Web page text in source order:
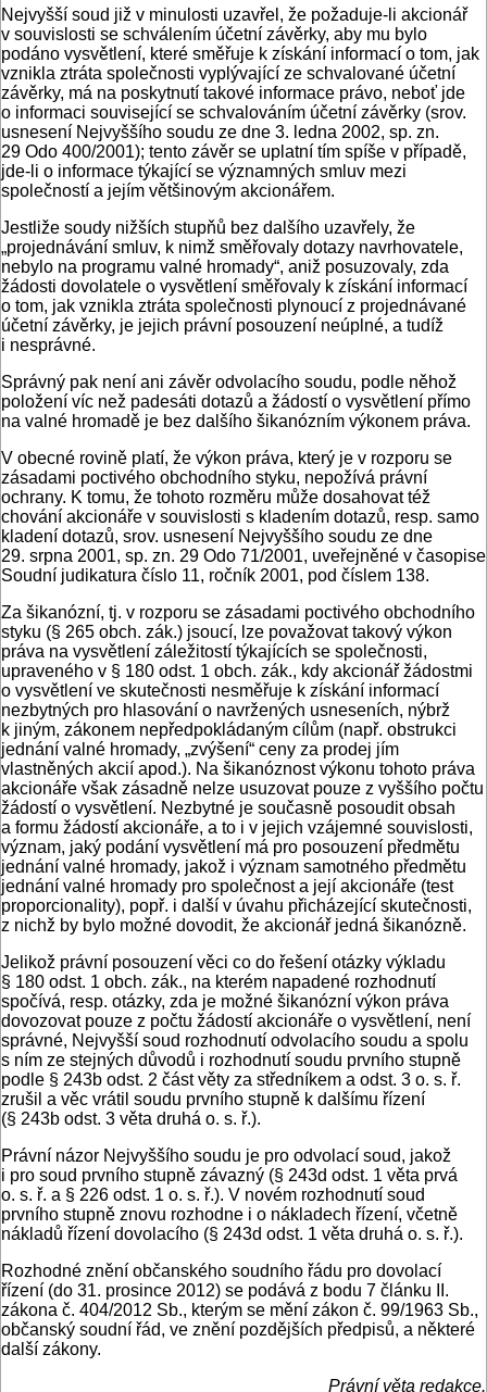
Nejvyšší soud již v minulosti uzavřel, že požaduje-li akcionář
v souvislosti se schválením účetní závěrky, aby mu bylo
podáno vysvětlení, které směřuje k získání informací o tom, jak
vznikla ztráta společnosti vyplývající ze schvalované účetní
závěrky, má na poskytnutí takové informace právo, neboť jde
o informaci související se schvalováním účetní závěrky (srov.
usnesení Nejvyššího soudu ze dne 3. ledna 2002, sp. zn.
29 Odo 400/2001); tento závěr se uplatní tím spíše v případě,
jde-li o informace týkající se významných smluv mezi
společností a jejím většinovým akcionářem.
Jestliže soudy nižších stupňů bez dalšího uzavřely, že
„projednávání smluv, k nimž směřovaly dotazy navrhovatele,
nebylo na programu valné hromady“, aniž posuzovaly, zda
žádosti dovolatele o vysvětlení směřovaly k získání informací
o tom, jak vznikla ztráta společnosti plynoucí z projednávané
účetní závěrky, je jejich právní posouzení neúplné, a tudíž
i nesprávné.
Správný pak není ani závěr odvolacího soudu, podle něhož
položení víc než padesáti dotazů a žádostí o vysvětlení přímo
na valné hromadě je bez dalšího šikanózním výkonem práva.
V obecné rovině platí, že výkon práva, který je v rozporu se
zásadami poctivého obchodního styku, nepožívá právní
ochrany. K tomu, že tohoto rozměru může dosahovat též
chování akcionáře v souvislosti s kladením dotazů, resp. samo
kladení dotazů, srov. usnesení Nejvyššího soudu ze dne
29. srpna 2001, sp. zn. 29 Odo 71/2001, uveřejněné v časopise
Soudní judikatura číslo 11, ročník 2001, pod číslem 138.
Za šikanózní, tj. v rozporu se zásadami poctivého obchodního
styku (§ 265 obch. zák.) jsoucí, lze považovat takový výkon
práva na vysvětlení záležitostí týkajících se společnosti,
upraveného v § 180 odst. 1 obch. zák., kdy akcionář žádostmi
o vysvětlení ve skutečnosti nesměřuje k získání informací
nezbytných pro hlasování o navržených usneseních, nýbrž
k jiným, zákonem nepředpokládaným cílům (např. obstrukci
jednání valné hromady, „zvýšení“ ceny za prodej jím
vlastněných akcií apod.). Na šikanóznost výkonu tohoto práva
akcionáře však zásadně nelze usuzovat pouze z vyššího počtu
žádostí o vysvětlení. Nezbytné je současně posoudit obsah
a formu žádostí akcionáře, a to i v jejich vzájemné souvislosti,
význam, jaký podání vysvětlení má pro posouzení předmětu
jednání valné hromady, jakož i význam samotného předmětu
jednání valné hromady pro společnost a její akcionáře (test
proporcionality), popř. i další v úvahu přicházející skutečnosti,
z nichž by bylo možné dovodit, že akcionář jedná šikanózně.
Jelikož právní posouzení věci co do řešení otázky výkladu
§ 180 odst. 1 obch. zák., na kterém napadené rozhodnutí
spočívá, resp. otázky, zda je možné šikanózní výkon práva
dovozovat pouze z počtu žádostí akcionáře o vysvětlení, není
správné, Nejvyšší soud rozhodnutí odvolacího soudu a spolu
s ním ze stejných důvodů i rozhodnutí soudu prvního stupně
podle § 243b odst. 2 část věty za středníkem a odst. 3 o. s. ř.
zrušil a věc vrátil soudu prvního stupně k dalšímu řízení
(§ 243b odst. 3 věta druhá o. s. ř.).
Právní názor Nejvyššího soudu je pro odvolací soud, jakož
i pro soud prvního stupně závazný (§ 243d odst. 1 věta prvá
o. s. ř. a § 226 odst. 1 o. s. ř.). V novém rozhodnutí soud
prvního stupně znovu rozhodne i o nákladech řízení, včetně
nákladů řízení dovolacího (§ 243d odst. 1 věta druhá o. s. ř.).
Rozhodné znění občanského soudního řádu pro dovolací
řízení (do 31. prosince 2012) se podává z bodu 7 článku II.
zákona č. 404/2012 Sb., kterým se mění zákon č. 99/1963 Sb.,
občanský soudní řád, ve znění pozdějších předpisů, a některé
další zákony.
Právní věta redakce.